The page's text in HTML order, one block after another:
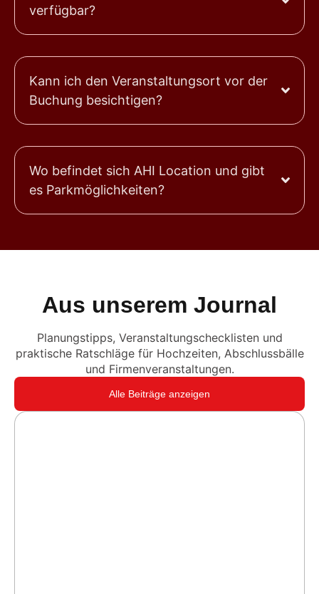
verfügbar?
Kann ich den Veranstaltungsort vor der
Buchung besichtigen?
Wo befindet sich AHI Location und gibt
es Parkmöglichkeiten?
Aus unserem Journal
Planungstipps, Veranstaltungschecklisten und
praktische Ratschläge für Hochzeiten, Abschlussbälle
und Firmenveranstaltungen.
Alle Beiträge anzeigen